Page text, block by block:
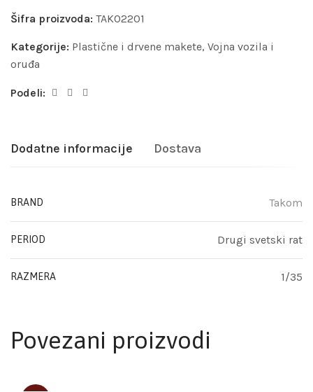
Šifra proizvoda: TAKO2201
Kategorije: Plastične i drvene makete, Vojna vozila i
oruđa
Podeli:
Dodatne informacije Dostava
BRAND Takom
PERIOD Drugi svetski rat
RAZMERA 1/35
Povezani proizvodi